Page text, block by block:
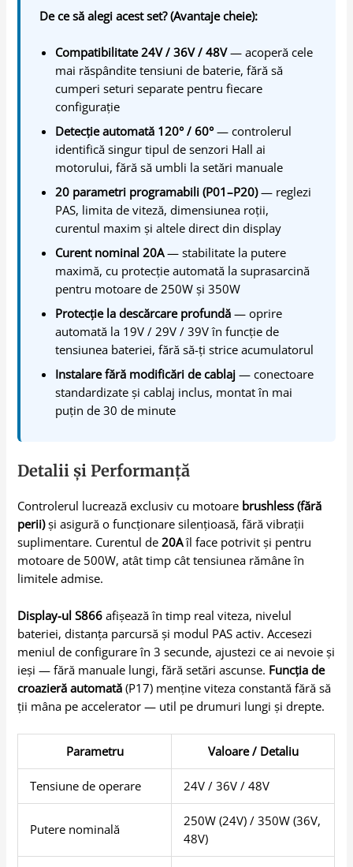
De ce să alegi acest set? (Avantaje cheie):
Compatibilitate 24V / 36V / 48V— acoperă cele
mai răspândite tensiuni de baterie, fără să
cumperi seturi separate pentru fiecare
configurație
Detecție automată 120° / 60°— controlerul
identifică singur tipul de senzori Hall ai
motorului, fără să umbli la setări manuale
20 parametri programabili (P01–P20)— reglezi
PAS, limita de viteză, dimensiunea roții,
curentul maxim și altele direct din display
Curent nominal 20A— stabilitate la putere
maximă, cu protecție automată la suprasarcină
pentru motoare de 250W și 350W
Protecție la descărcare profundă — oprire
automată la 19V / 29V / 39V în funcție de
tensiunea bateriei, fără să-ți strice acumulatorul
Instalare fără modificări de cablaj — conectoare
standardizate și cablaj inclus, montat în mai
puțin de 30 de minute
Detalii și Performanță
Controlerul lucrează exclusiv cu motoare brushless (fără
perii)și asigură o funcționare silențioasă, fără vibrații
suplimentare. Curentul de20Aîl face potrivit și pentru
motoare de 500W, atât timp cât tensiunea rămâne în
limitele admise.
Display-ul S866 afișează în timp real viteza, nivelul
bateriei, distanța parcursă și modul PAS activ. Accesezi
meniul de configurare în 3 secunde, ajustezi ce ai nevoie și
ieși — fără manuale lungi, fără setări ascunse. Funcția de
croazieră automată (P17) menține viteza constantă fără să
ții mâna pe accelerator — util pe drumuri lungi și drepte.
Parametru Valoare / Detaliu
Tensiune de operare 24V / 36V / 48V
Putere nominală
250W (24V) / 350W (36V,
48V)